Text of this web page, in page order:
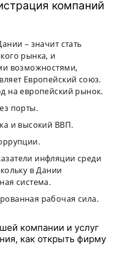
компаний
– значит стать
рынка, и
возможностями,
Европейский союз.
на европейский рынок.
порты.
и высокий ВВП.
инфляции среди
в Дании
система.
рабочая сила.
компании и услуг
как открыть фирму